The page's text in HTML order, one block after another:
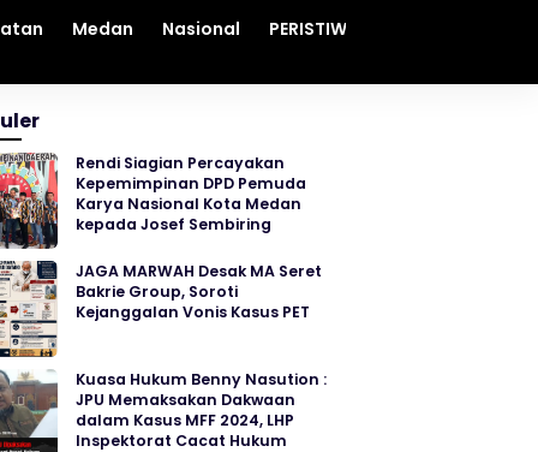
Medan Nasional PERISTIWA
Rendi Siagian Percayakan
Kepemimpinan DPD Pemuda
Karya Nasional Kota Medan
kepada Josef Sembiring
JAGA MARWAH Desak MA Seret
Bakrie Group, Soroti
Kejanggalan Vonis Kasus PET
Kuasa Hukum Benny Nasution :
JPU Memaksakan Dakwaan
dalam Kasus MFF 2024, LHP
Inspektorat Cacat Hukum